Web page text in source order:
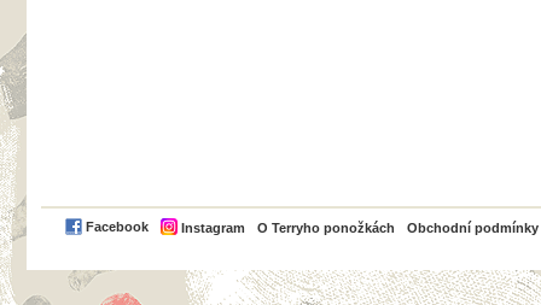
Facebook Instagram O Terryho ponožkách Obchodní podmínky
PayPal